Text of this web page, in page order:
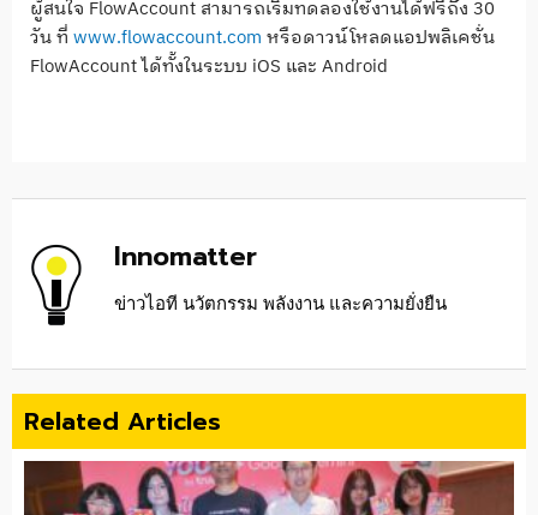
ผู้สนใจ FlowAccount สามารถเริ่มทดลองใช้งานได้ฟรีถึง 30
วัน ที่ www.flowaccount.com หรือดาวน์โหลดแอปพลิเคชั่น
FlowAccount ได้ทั้งในระบบ iOS และ Android
Innomatter
ข่าวไอที นวัตกรรม พลังงาน และความยั่งยืน
Related Articles